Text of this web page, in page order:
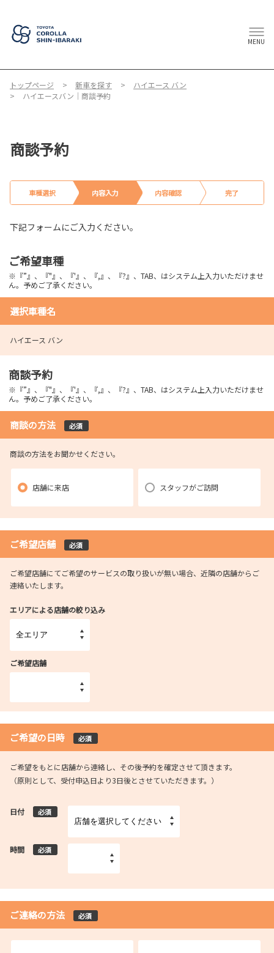
MENU
トップページ 新車を探す
ハイエース バン
ハイエースバン｜商談予約
商談予約
車種選択 内容入力 内容確認 完了
下記フォームにご入力ください。
ご希望車種
※『”』、『"』、『'』、『,』、『?』、TAB、はシステム上入力いただけませ
ん。予めご了承ください。
選択車種名
ハイエース バン
商談予約
※『”』、『"』、『'』、『,』、『?』、TAB、はシステム上入力いただけませ
ん。予めご了承ください。
商談の方法 必須
商談の方法をお聞かせください。
店舗に来店 スタッフがご訪問
ご希望店舗 必須
ご希望店舗にてご希望のサービスの取り扱いが無い場合、近隣の店舗からご
連絡いたします。
エリアによる店舗の絞り込み
ご希望店舗
ご希望の日時 必須
ご希望をもとに店舗から連絡し、その後予約を確定させて頂きます。
（原則として、受付申込日より3日後とさせていただきます。）
日付 必須
時間 必須
ご連絡の方法 必須